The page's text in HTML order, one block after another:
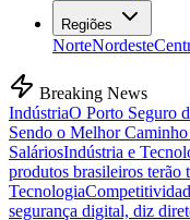
Regiões
NorteNordeste
Breaking News
IndústriaO Porto Seguro
Sendo o Melhor
SaláriosIndústria e
produtos brasileiros terão
Tecnologia
segurança digital, diz